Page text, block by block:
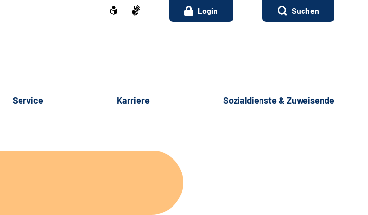
Login Suchen
Service Karriere Sozialdienste & Zuweisende